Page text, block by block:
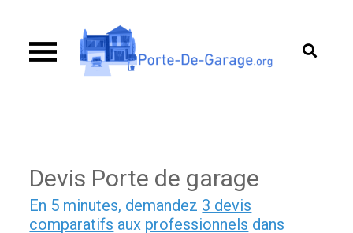
content
Devis Porte de garage
En 5 minutes, demandez 3 devis
comparatifs aux professionnels dans